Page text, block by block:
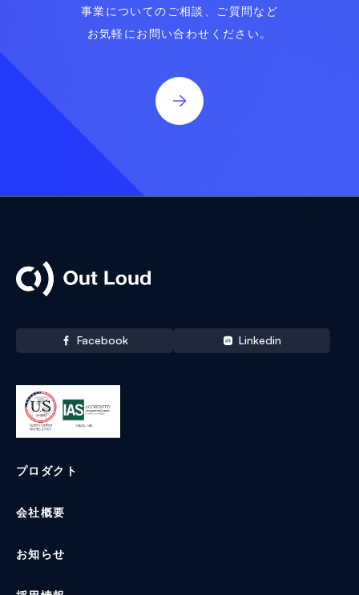
事業についてのご相談、ご質問など
お気軽にお問い合わせください。
Facebook Linkedin
プロダクト
会社概要
お知らせ